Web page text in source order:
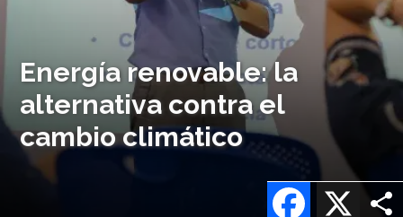
Energía renovable: la
alternativa contra el
cambio climático
X
Facebook